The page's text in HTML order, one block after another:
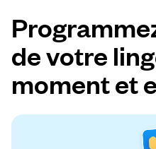
de votre
moment et